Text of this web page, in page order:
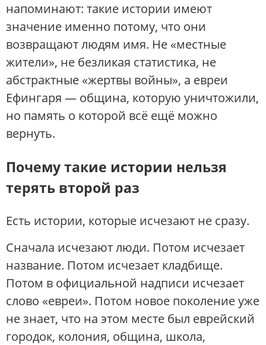
напоминают: такие истории имеют
значение именно потому, что они
возвращают людям имя. Не «местные
жители», не безликая статистика, не
абстрактные «жертвы войны», а евреи
Ефингаря — община, которую уничтожили,
но память о которой всё ещё можно
вернуть.
Почему такие истории нельзя
терять второй раз
Есть истории, которые исчезают не сразу.
Сначала исчезают люди. Потом исчезает
название. Потом исчезает кладбище.
Потом в официальной надписи исчезает
слово «евреи». Потом новое поколение уже
не знает, что на этом месте был еврейский
городок, колония, община, школа,